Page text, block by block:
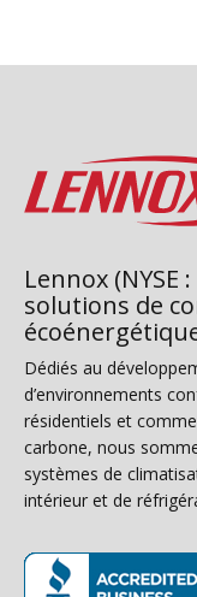
Lennox (NYSE
solutions de
Dédiés au
d’environnements
résidentiels et
carbone, nous
systèmes de
intérieur et de